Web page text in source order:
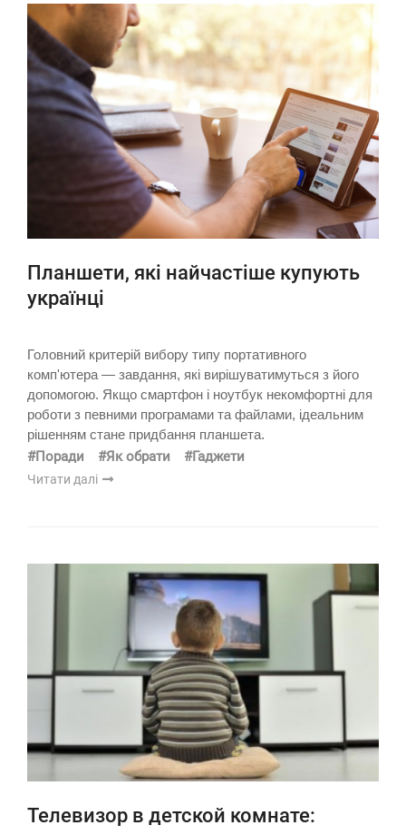
Планшети, які найчастіше купують
українці
Головний критерій вибору типу портативного
комп'ютера — завдання, які вирішуватимуться з його
допомогою. Якщо смартфон і ноутбук некомфортні для
роботи з певними програмами та файлами, ідеальним
рішенням стане придбання планшета.
#Поради #Як обрати #Гаджети
Читати далі
Телевизор в детской комнате: